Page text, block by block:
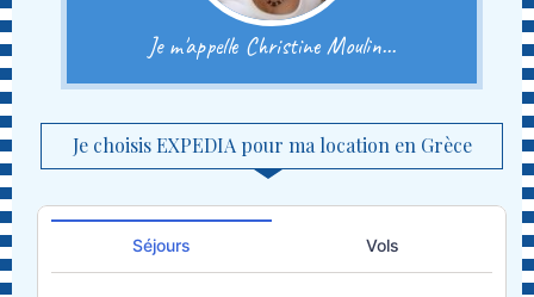
Je m'appelle Christine Moulin...
Je choisis EXPEDIA pour ma location en Grèce